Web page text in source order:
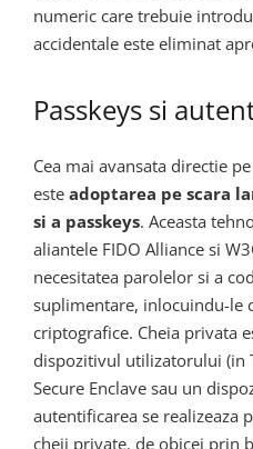
numeric care trebuie
accidentale este eliminat
Passkeys si
Cea mai avansata directie
este adoptarea pe scara
si a passkeys. Aceasta
aliantele FIDO Alliance si
necesitatea parolelor si a
suplimentare, inlocuindu-le
criptografice. Cheia privata
dispozitivul utilizatorului (in
Secure Enclave sau un
autentificarea se realizeaza
cheii private, de obicei prin